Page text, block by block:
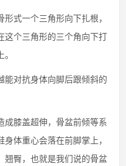
式一个三角形向下扎根，
这个三角形的三个角向下打
对抗身体向脚后跟倾斜的
成膝盖超伸，骨盆前倾等系
体重心会落在前脚掌上，
翘臀，也就是我们说的骨盆